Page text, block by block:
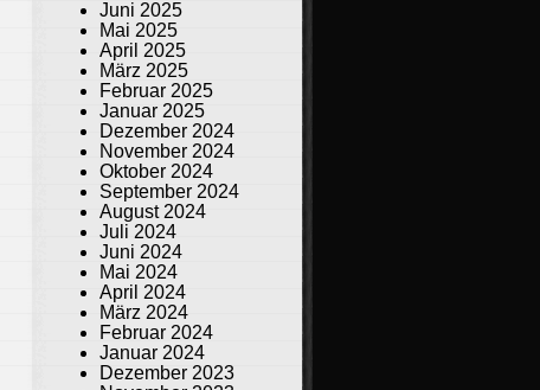
Juni 2025
Mai 2025
April 2025
März 2025
Februar 2025
Januar 2025
Dezember 2024
November 2024
Oktober 2024
September 2024
August 2024
Juli 2024
Juni 2024
Mai 2024
April 2024
März 2024
Februar 2024
Januar 2024
Dezember 2023